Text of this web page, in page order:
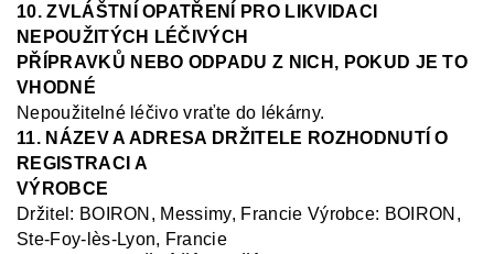
10. ZVLÁŠTNÍ OPATŘENÍ PRO LIKVIDACI
NEPOUŽITÝCH LÉČIVÝCH
PŘÍPRAVKŮ NEBO ODPADU Z NICH, POKUD JE TO
VHODNÉ
Nepoužitelné léčivo vraťte do lékárny.
11. NÁZEV A ADRESA DRŽITELE ROZHODNUTÍ O
REGISTRACI A
VÝROBCE
Držitel: BOIRON, Messimy, Francie Výrobce: BOIRON,
Ste-Foy- lès-Lyon, Francie